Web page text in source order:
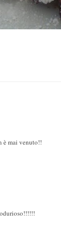
è mai venuto!!